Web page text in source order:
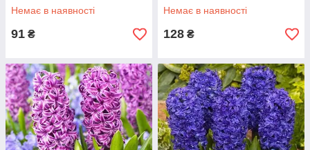
Немає в наявності
91 ₴
Немає в наявності
128 ₴